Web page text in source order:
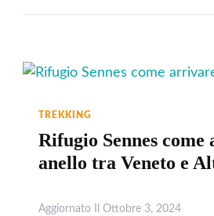
TREKKING
Rifugio Sennes
anello tra Veneto e
Aggiornato Il Ottobre 3, 2024